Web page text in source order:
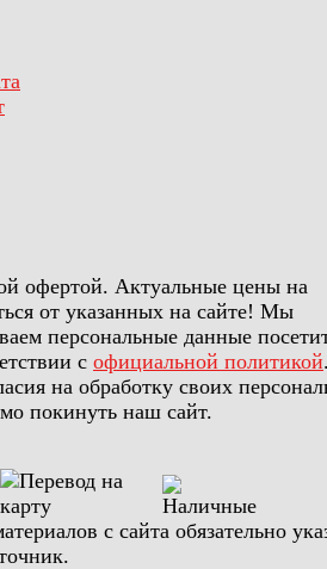
офертой. Актуальные цены на
от указанных на сайте! Мы
персональные данные
с официальной политикой
на обработку своих
покинуть наш сайт.
с сайта обязательно